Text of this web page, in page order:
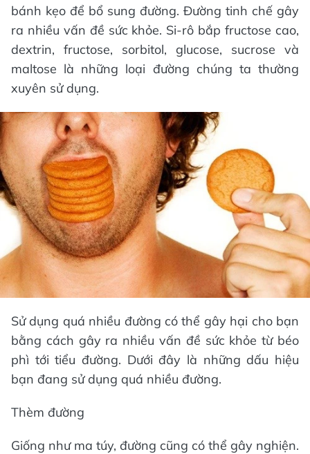
bánh kẹo để bổ sung đường. Đường tinh chế gây
ra nhiều vấn đề sức khỏe. Si-rô bắp fructose cao,
dextrin, fructose, sorbitol, glucose, sucrose và
maltose là những loại đường chúng ta thường
xuyên sử dụng.
Sử dụng quá nhiều đường có thể gây hại cho bạn
bằng cách gây ra nhiều vấn đề sức khỏe từ béo
phì tới tiểu đường. Dưới đây là những dấu hiệu
bạn đang sử dụng quá nhiều đường.
Thèm đường
Giống như ma túy, đường cũng có thể gây nghiện.